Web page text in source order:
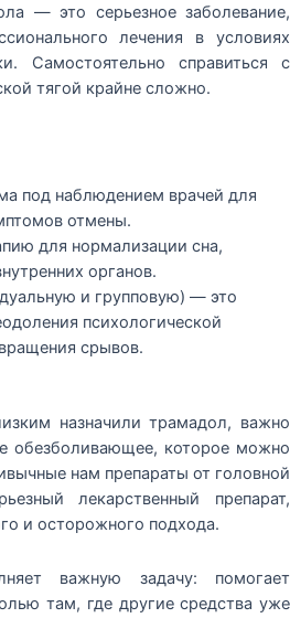
— это серьезное заболевание,
лечения в условиях
Самостоятельно справиться с
тягой крайне сложно.
под наблюдением врачей для
отмены.
для нормализации сна,
органов.
и групповую) — это
психологической
срывов.
назначили трамадол, важно
обезболивающее, которое можно
нам препараты от головной
лекарственный препарат,
и осторожного подхода.
важную задачу: помогает
там, где другие средства уже